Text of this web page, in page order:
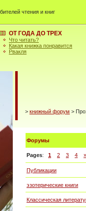
чтения и книг
ОТ ГОДА ДО ТРЕХ
Что читать?
Какая книжка понравится
Рвакля
> книжный форум >
Форумы
Pages: 1 2 3 4 »
Публикации
эзотерические книги
Классическая